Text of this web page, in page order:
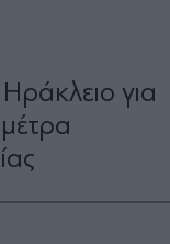
για